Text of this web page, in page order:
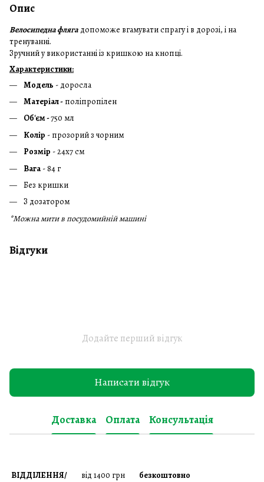
Опис
Велосипедна фляга допоможе вгамувати спрагу і в дорозі, і на
тренуванні.
Зручний у використанні із кришкою на кнопці.
Характеристики:
Модель - доросла
Матеріал - поліпропілен
Об'єм -750 мл
Колір - прозорий з чорним
Розмір - 24х7 см
Вага - 84 г
Без кришки
З дозатором
*Можна мити в посудомийній машині
Відгуки
Додайте перший відгук
Написати відгук
Доставка Оплата Консультація
ВІДДІЛЕННЯ/ від 1400 грн безкоштовно